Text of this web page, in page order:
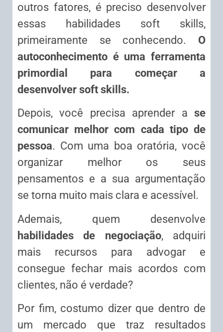
outros fatores, é preciso desenvolver
essas habilidades soft skills,
primeiramente se conhecendo. O
autoconhecimento é uma ferramenta
primordial para começar a
desenvolver soft skills.
Depois, você precisa aprender a se
comunicar melhor com cada tipo de
pessoa. Com uma boa oratória, você
organizar melhor os seus
pensamentos e a sua argumentação
se torna muito mais clara e acessível.
Ademais, quem desenvolve
habilidades de negociação, adquiri
mais recursos para advogar e
consegue fechar mais acordos com
clientes, não é verdade?
Por fim, costumo dizer que dentro de
um mercado que traz resultados